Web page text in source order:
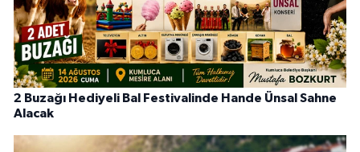
2 Buzağı Hediyeli Bal Festivalinde Hande Ünsal Sahne
Alacak